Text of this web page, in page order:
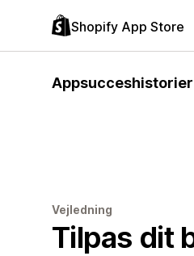
Shopify App Store
Appsucceshistorier
Vejledning
Tilpas dit